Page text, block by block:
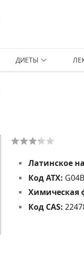
ДИЕТЫ
Латинское
Код АТХ:
Химическая
Код CAS: